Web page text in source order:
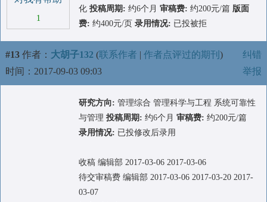
1
化 投稿周期: 约6个月 审稿费: 约200元/篇 版面
费: 约400元/页 录用情况: 已投被拒
#13 作者： 大胡子132 (联系作者 | 作者点评过的期刊 )
时间：2017-09-03 09:03
纠错
举报
研究方向: 管理综合 管理科学与工程 系统可靠性
与管理 投稿周期: 约6个月 审稿费: 约200元/篇
录用情况: 已投修改后录用
收稿 编辑部 2017-03-06 2017-03-06
待交审稿费 编辑部 2017-03-06 2017-03-20 2017-
03-07